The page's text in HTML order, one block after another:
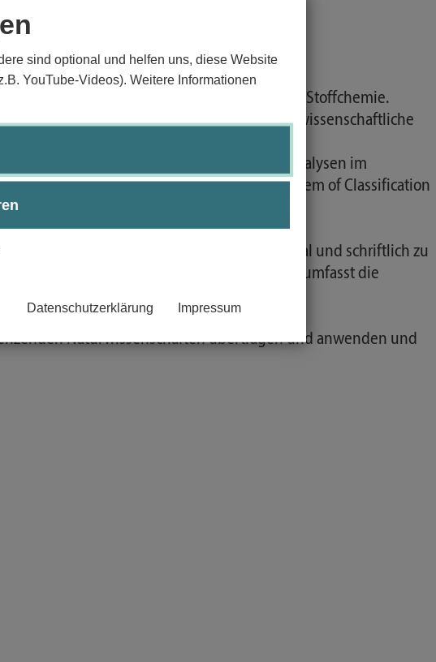
sind optional und helfen uns, diese Website
YouTube-Videos). Weitere Informationen
Datenschutzerklärung Impressum
sowie erste Kenntnisse der anorganischen Stoffchemie.
diese auf Reaktionen und andere naturwissenschaftliche
einfacher Experimente und Analysen im
(nach Globally Harmonized System of Classification
der DFG-Leitlinien.
dokumentieren, zu interpretieren und verbal und schriftlich zu
Lübeck und gemäß der DFG-Leitlinien. Dies umfasst die
Zusammenhänge.
Wort und Schrift.
Naturwissenschaften übertragen und anwenden und